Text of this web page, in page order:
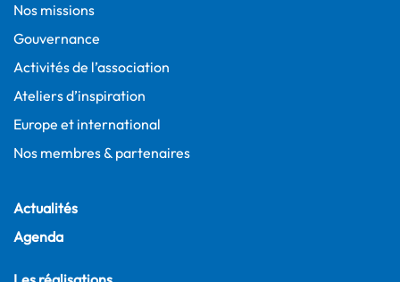
Nos missions
Gouvernance
Activités de l’association
Ateliers d’inspiration
Europe et international
Nos membres & partenaires
Actualités
Agenda